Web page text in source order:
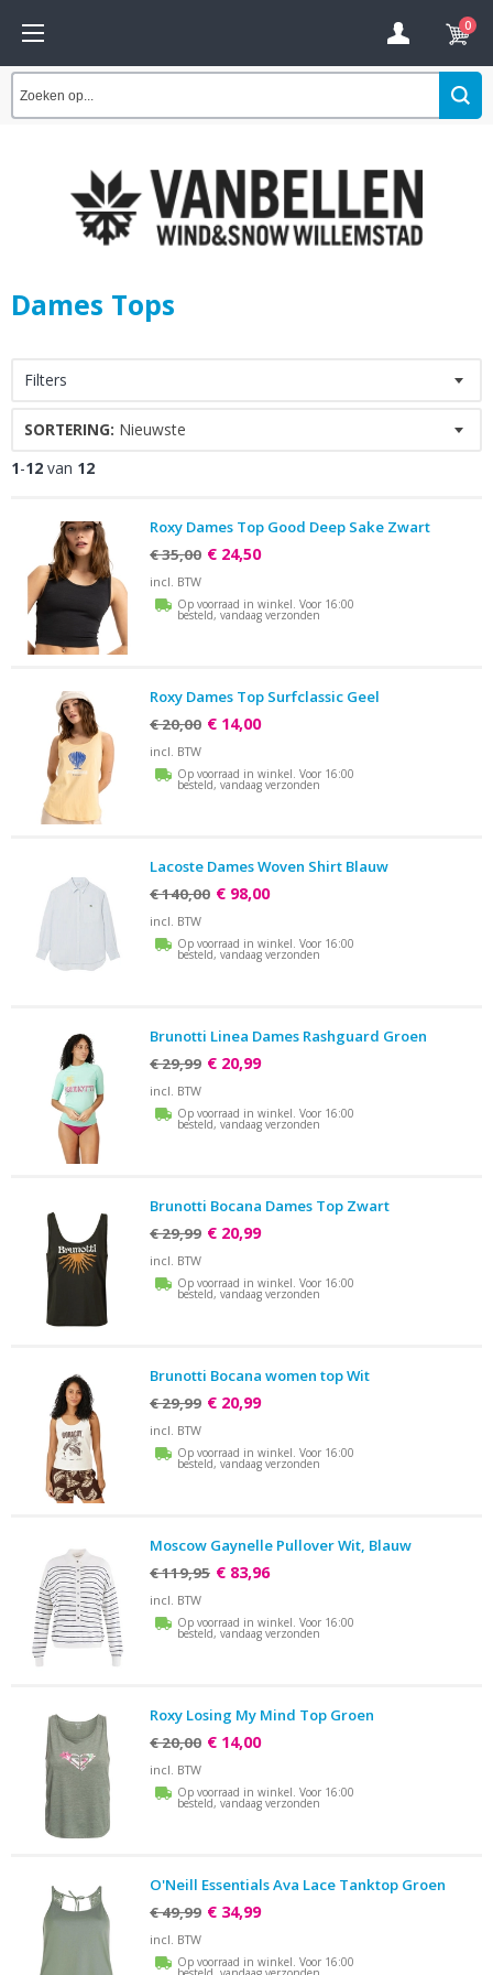
0
Dames Tops
Filters
SORTERING: Nieuwste
1-12 van 12
Roxy Dames Top Good Deep Sake Zwart
€ 35,00 € 24,50
incl. BTW
Op voorraad in winkel. Voor 16:00
besteld, vandaag verzonden
Roxy Dames Top Surfclassic Geel
€ 20,00 € 14,00
incl. BTW
Op voorraad in winkel. Voor 16:00
besteld, vandaag verzonden
Lacoste Dames Woven Shirt Blauw
€ 140,00 € 98,00
incl. BTW
Op voorraad in winkel. Voor 16:00
besteld, vandaag verzonden
Brunotti Linea Dames Rashguard Groen
€ 29,99 € 20,99
incl. BTW
Op voorraad in winkel. Voor 16:00
besteld, vandaag verzonden
Brunotti Bocana Dames Top Zwart
€ 29,99 € 20,99
incl. BTW
Op voorraad in winkel. Voor 16:00
besteld, vandaag verzonden
Brunotti Bocana women top Wit
€ 29,99 € 20,99
incl. BTW
Op voorraad in winkel. Voor 16:00
besteld, vandaag verzonden
Moscow Gaynelle Pullover Wit, Blauw
€ 119,95 € 83,96
incl. BTW
Op voorraad in winkel. Voor 16:00
besteld, vandaag verzonden
Roxy Losing My Mind Top Groen
€ 20,00 € 14,00
incl. BTW
Op voorraad in winkel. Voor 16:00
besteld, vandaag verzonden
O'Neill Essentials Ava Lace Tanktop Groen
€ 49,99 € 34,99
incl. BTW
Op voorraad in winkel. Voor 16:00